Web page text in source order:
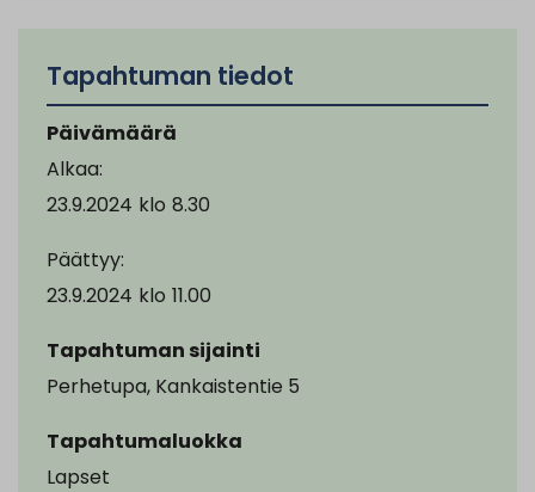
Tapahtuman tiedot
Päivämäärä
Alkaa:
23.9.2024 klo 8.30
Päättyy:
23.9.2024 klo 11.00
Tapahtuman sijainti
Perhetupa, Kankaistentie 5
Tapahtumaluokka
Lapset